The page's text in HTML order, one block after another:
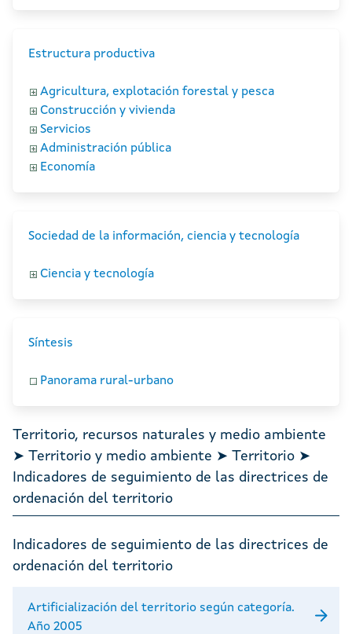
Estructura productiva
Agricultura, explotación forestal y pesca
Construcción y vivienda
Servicios
Administración pública
Economía
Sociedad de la información, ciencia y tecnología
Ciencia y tecnología
Síntesis
Panorama rural-urbano
Territorio, recursos naturales y medio ambiente
➤ Territorio y medio ambiente ➤ Territorio ➤
Indicadores de seguimiento de las directrices de
ordenación del territorio
Indicadores de seguimiento de las directrices de
ordenación del territorio
Artificialización del territorio según categoría.
Año 2005